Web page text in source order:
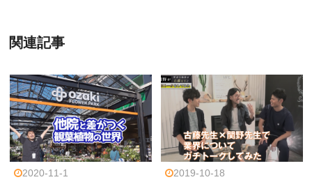
関連記事
2020-11-1 2019-10-18